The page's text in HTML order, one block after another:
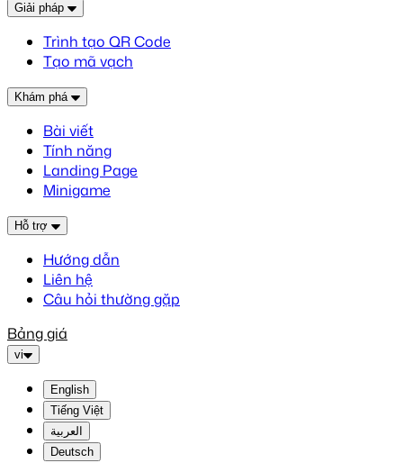
Giải pháp
Trình tạo QR Code
Tạo mã vạch
Khám phá
Bài viết
Tính năng
Landing Page
Minigame
Hỗ trợ
Hướng dẫn
Liên hệ
Câu hỏi thường gặp
Bảng giá
vi
English
Tiếng Việt
العربية
Deutsch